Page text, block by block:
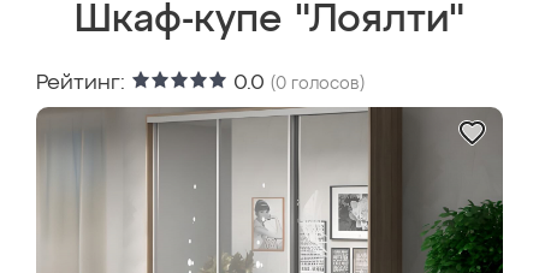
Шкаф-купе "Лоялти"
Рейтинг: 0.0 (0 голосов)